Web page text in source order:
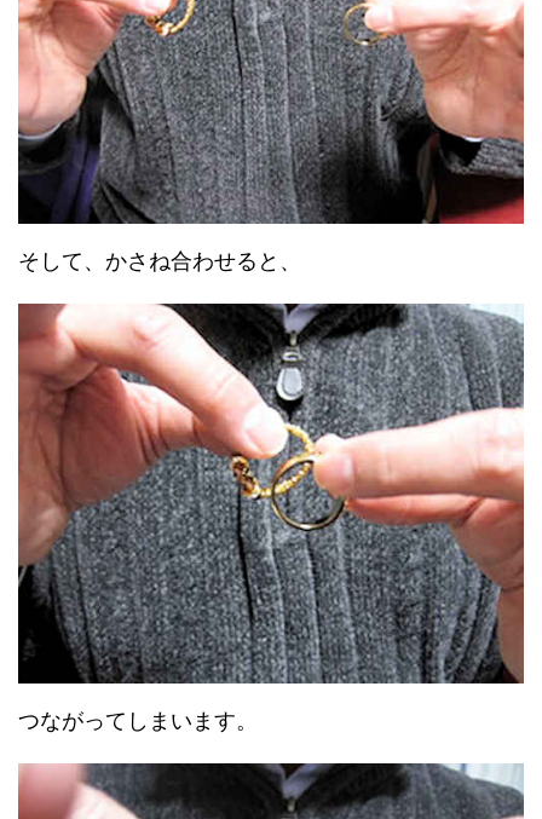
そして、かさね合わせると、
つながってしまいます。